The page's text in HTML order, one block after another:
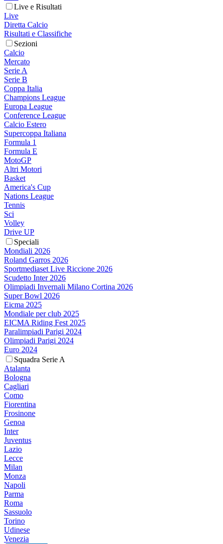
Live e Risultati
Live
Diretta Calcio
Risultati e Classifiche
Sezioni
Calcio
Mercato
Serie A
Serie B
Coppa Italia
Champions League
Europa League
Conference League
Calcio Estero
Supercoppa Italiana
Formula 1
Formula E
MotoGP
Altri Motori
Basket
America's Cup
Nations League
Tennis
Sci
Volley
Drive UP
Speciali
Mondiali 2026
Roland Garros 2026
Sportmediaset Live Riccione 2026
Scudetto Inter 2026
Olimpiadi Invernali Milano Cortina 2026
Super Bowl 2026
Eicma 2025
Mondiale per club 2025
EICMA Riding Fest 2025
Paralimpiadi Parigi 2024
Olimpiadi Parigi 2024
Euro 2024
Squadra Serie A
Atalanta
Bologna
Cagliari
Como
Fiorentina
Frosinone
Genoa
Inter
Juventus
Lazio
Lecce
Milan
Monza
Napoli
Parma
Roma
Sassuolo
Torino
Udinese
Venezia